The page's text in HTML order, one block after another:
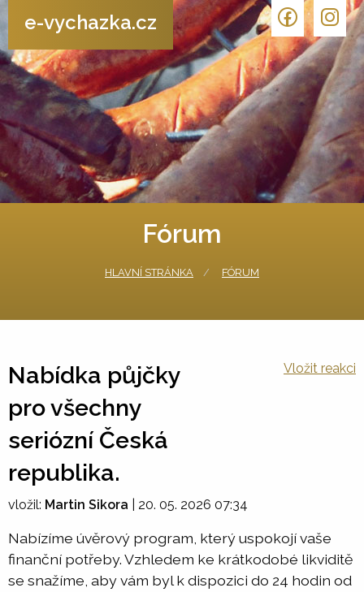
e-vychazka.cz
Fórum
HLAVNÍ STRÁNKA FÓRUM
Nabídka půjčky
pro všechny
seriózní Česká
republika.
Vložit reakci
vložil: Martin Sikora 20. 05. 2026 07:34
Nabízíme úvěrový program, který uspokojí vaše
finanční potřeby. Vzhledem ke krátkodobé likviditě
se snažíme, aby vám byl k dispozici do 24 hodin od